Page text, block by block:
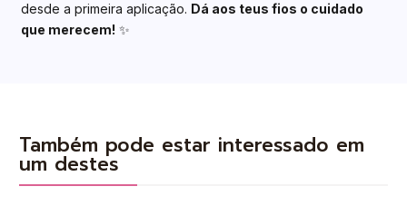
desde a primeira aplicação. Dá aos teus fios o cuidado
que merecem! ✨
Também pode estar interessado em
um destes